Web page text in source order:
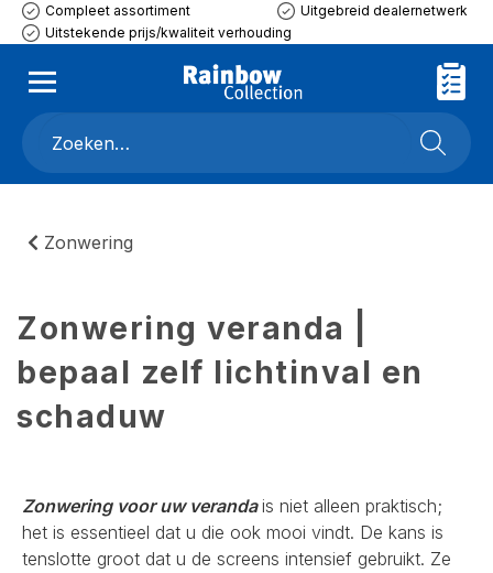
Compleet assortiment
Uitgebreid dealernetwerk
Uitstekende prijs/kwaliteit verhouding
Zonwering
Zonwering veranda |
bepaal zelf lichtinval en
schaduw
Zonwering voor uw verandais niet alleen praktisch;
het is essentieel dat u die ook mooi vindt. De kans is
tenslotte groot dat u de screens intensief gebruikt. Ze